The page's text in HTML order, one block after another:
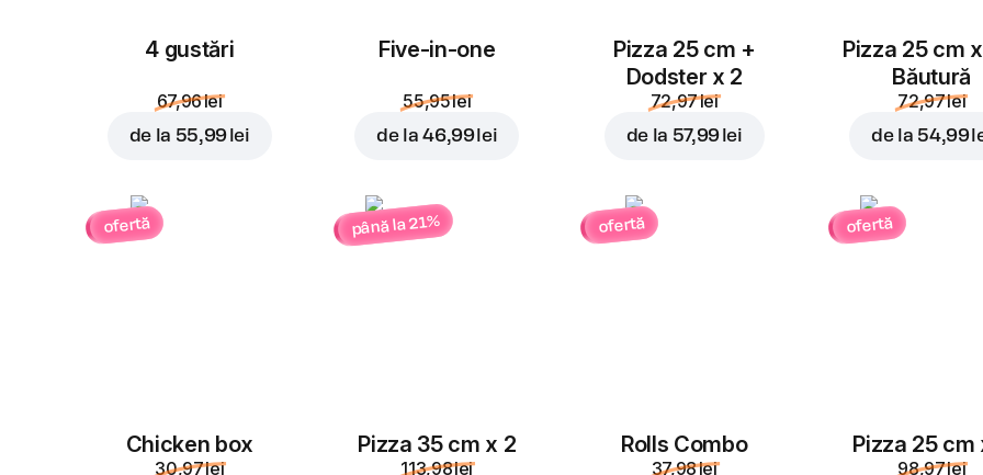
4 gustări
67,96 lei
de la 55,99 lei
Five-in-one
55,95 lei
de la46,99 lei
Pizza 25 cm +
Dodster x 2
72,97 lei
de la 57,99 lei
Pizza 25 cm
Băutură
72,97 lei
de la 54,99
ofertă
Chicken box
30,97 lei
până la 21%
Pizza 35 cm x 2
113,98 lei
ofertă
Rolls Combo
37,98 lei
ofertă
Pizza 25 cm
98,97 lei